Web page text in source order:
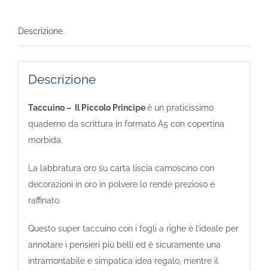
Descrizione
Descrizione
Taccuino – Il Piccolo Principeè un praticissimo
quaderno da scrittura in formato A5 con copertina
morbida.
La labbratura oro su carta liscia camoscino con
decorazioni in oro in polvere lo rende prezioso e
raffinato.
Questo super taccuino con i fogli a righe è l’ideale per
annotare i pensieri più belli ed è sicuramente una
intramontabile e simpatica idea regalo, mentre il